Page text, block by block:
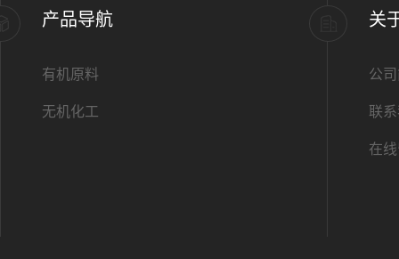
产品导航
有机原料
无机化工
关
公
联
在